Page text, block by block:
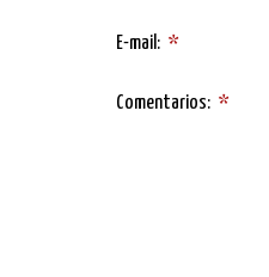
E-mail: *
Comentarios: *